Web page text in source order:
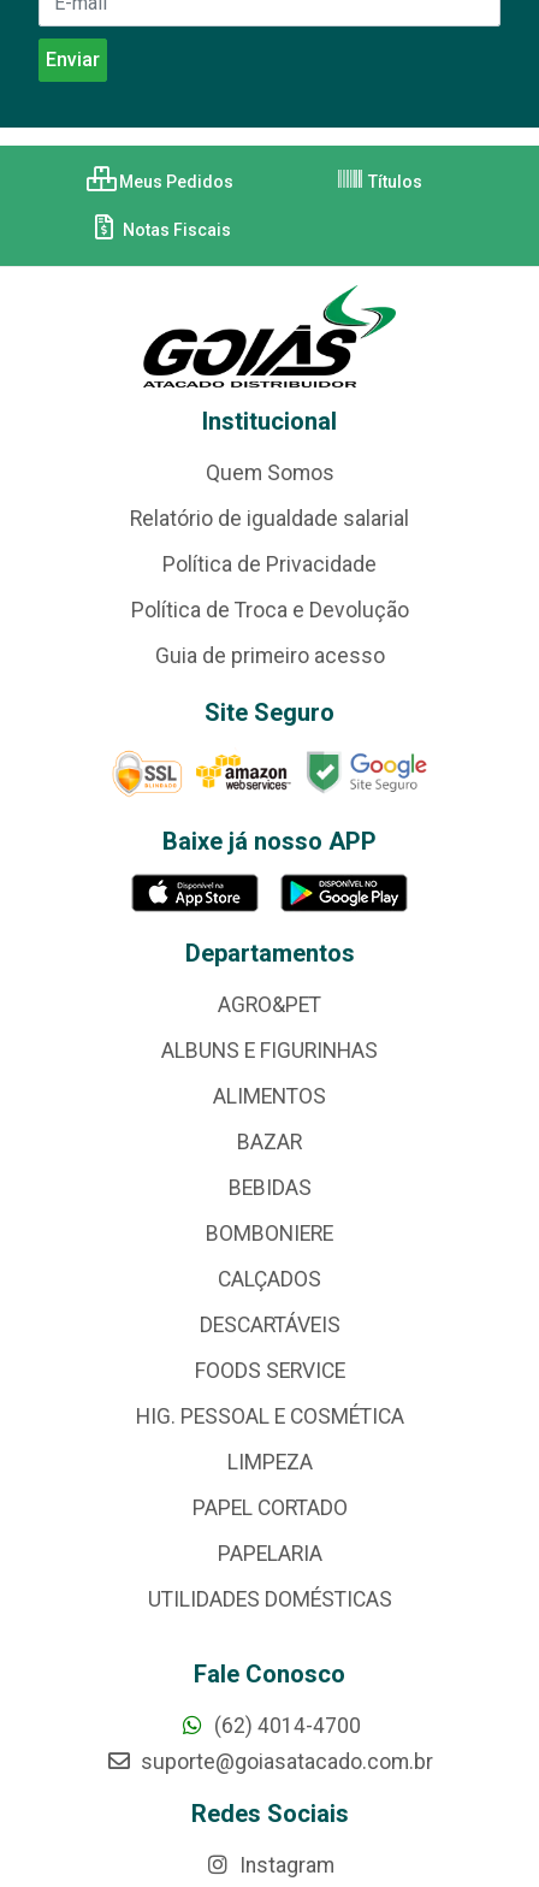
Meus Pedidos Títulos
Notas Fiscais
Institucional
Quem Somos
Relatório de igualdade salarial
Política de Privacidade
Política de Troca e Devolução
Guia de primeiro acesso
Site Seguro
Baixe já nosso APP
Departamentos
AGRO&PET
ALBUNS E FIGURINHAS
ALIMENTOS
BAZAR
BEBIDAS
BOMBONIERE
CALÇADOS
DESCARTÁVEIS
FOODS SERVICE
HIG. PESSOAL E COSMÉTICA
LIMPEZA
PAPEL CORTADO
PAPELARIA
UTILIDADES DOMÉSTICAS
Fale Conosco
(62) 4014-4700
suporte@goiasatacado.com.br
Redes Sociais
Instagram